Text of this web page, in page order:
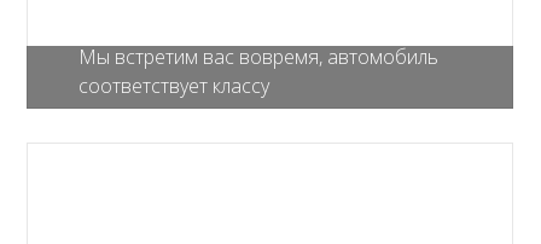
Мы встретим вас вовремя, автомобиль
соответствует классу